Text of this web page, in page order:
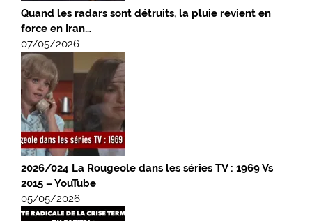
Quand les radars sont détruits, la pluie revient en
force en Iran…
07/05/2026
2026/024 La Rougeole dans les séries TV : 1969 Vs
2015 – YouTube
05/05/2026